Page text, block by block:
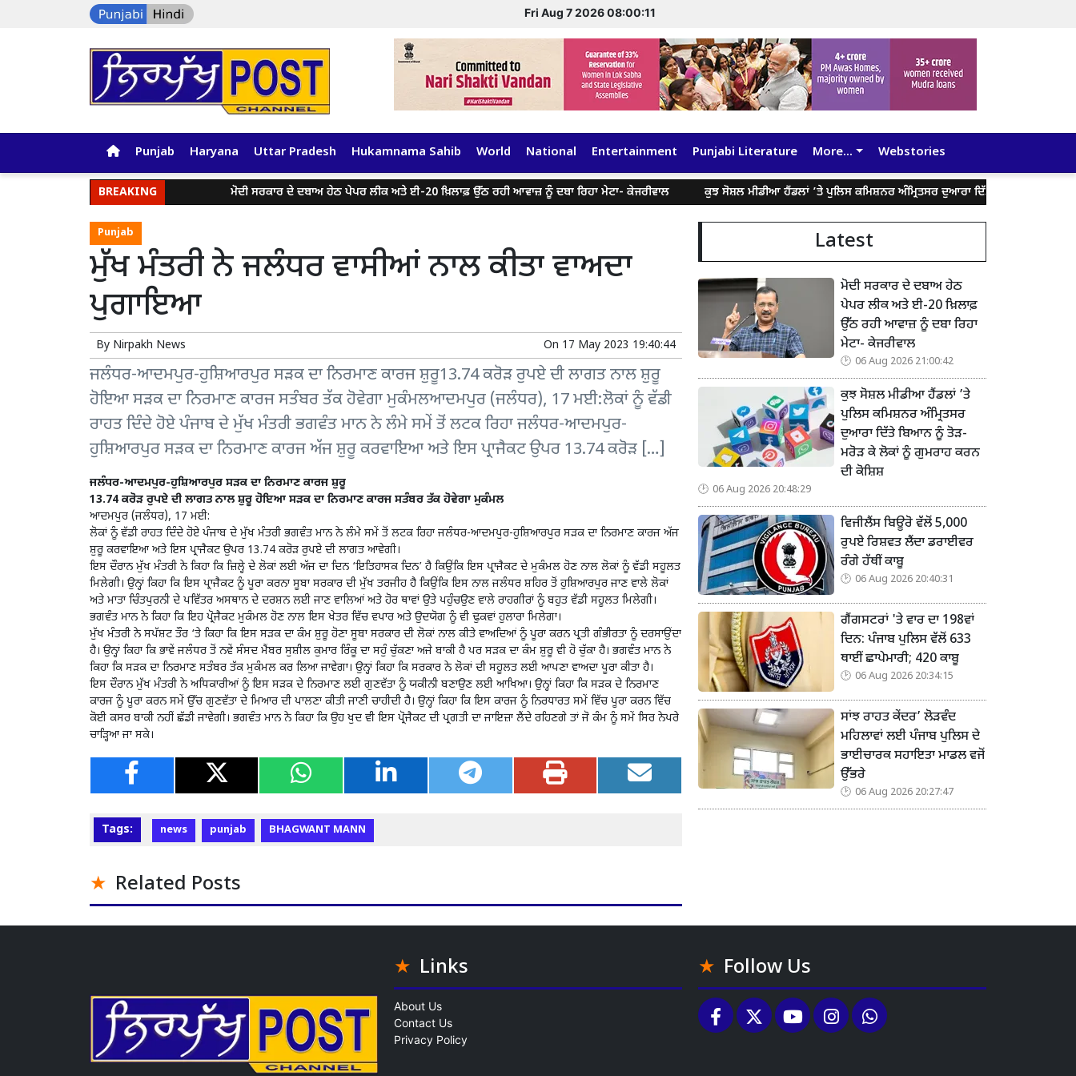
Fri Aug 7 2026 08:00:12
Punjab Haryana Uttar Pradesh Hukamnama Sahib World National Entertainment Punjabi Literature More... Webstories
BREAKING ਮੋਦੀ ਸਰਕਾਰ ਦੇ ਦਬਾਅ ਹੇਠ ਪੇਪਰ ਲੀਕ ਅਤੇ ਈ-20 ਖ਼ਿਲਾਫ਼ ਉੱਠ ਰਹੀ ਆਵਾਜ਼ ਨੂੰ ਦਬਾ ਰਿਹਾ ਮੇਟਾ- ਕੇਜਰੀਵਾਲ ਕੁਝ ਸੋਸ਼ਲ ਮੀਡੀਆ ਹੈਂਡਲਾਂ ’ਤੇ ਪੁਲਿਸ ਕਮਿਸ਼ਨਰ ਅੰਮ੍ਰਿਤਸਰ ਦੁਆਰਾ ਦਿੱਤੇ ਬਿਆਨ ਨੂੰ ਤੋੜ-ਮਰੋੜ ਕੇ
Punjab
ਮੁੱਖ ਮੰਤਰੀ ਨੇ ਜਲੰਧਰ ਵਾਸੀਆਂ ਨਾਲ ਕੀਤਾ ਵਾਅਦਾ
ਪੁਗਾਇਆ
By Nirpakh News On 17 May 2023 19:40:44
ਜਲੰਧਰ-ਆਦਮਪੁਰ-ਹੁਸ਼ਿਆਰਪੁਰ ਸੜਕ ਦਾ ਨਿਰਮਾਣ ਕਾਰਜ ਸ਼ੁਰੂ13.74 ਕਰੋੜ ਰੁਪਏ ਦੀ ਲਾਗਤ ਨਾਲ ਸ਼ੁਰੂ
ਹੋਇਆ ਸੜਕ ਦਾ ਨਿਰਮਾਣ ਕਾਰਜ ਸਤੰਬਰ ਤੱਕ ਹੋਵੇਗਾ ਮੁਕੰਮਲਆਦਮਪੁਰ (ਜਲੰਧਰ), 17 ਮਈ:ਲੋਕਾਂ ਨੂੰ ਵੱਡੀ
ਰਾਹਤ ਦਿੰਦੇ ਹੋਏ ਪੰਜਾਬ ਦੇ ਮੁੱਖ ਮੰਤਰੀ ਭਗਵੰਤ ਮਾਨ ਨੇ ਲੰਮੇ ਸਮੇਂ ਤੋਂ ਲਟਕ ਰਿਹਾ ਜਲੰਧਰ-ਆਦਮਪੁਰ-
ਹੁਸ਼ਿਆਰਪੁਰ ਸੜਕ ਦਾ ਨਿਰਮਾਣ ਕਾਰਜ ਅੱਜ ਸ਼ੁਰੂ ਕਰਵਾਇਆ ਅਤੇ ਇਸ ਪ੍ਰਾਜੈਕਟ ਉਪਰ 13.74 ਕਰੋੜ […]
ਜਲੰਧਰ-ਆਦਮਪੁਰ-ਹੁਸ਼ਿਆਰਪੁਰ ਸੜਕ ਦਾ ਨਿਰਮਾਣ ਕਾਰਜ ਸ਼ੁਰੂ
13.74 ਕਰੋੜ ਰੁਪਏ ਦੀ ਲਾਗਤ ਨਾਲ ਸ਼ੁਰੂ ਹੋਇਆ ਸੜਕ ਦਾ ਨਿਰਮਾਣ ਕਾਰਜ ਸਤੰਬਰ ਤੱਕ ਹੋਵੇਗਾ ਮੁਕੰਮਲ
ਆਦਮਪੁਰ (ਜਲੰਧਰ), 17 ਮਈ:
ਲੋਕਾਂ ਨੂੰ ਵੱਡੀ ਰਾਹਤ ਦਿੰਦੇ ਹੋਏ ਪੰਜਾਬ ਦੇ ਮੁੱਖ ਮੰਤਰੀ ਭਗਵੰਤ ਮਾਨ ਨੇ ਲੰਮੇ ਸਮੇਂ ਤੋਂ ਲਟਕ ਰਿਹਾ ਜਲੰਧਰ-ਆਦਮਪੁਰ-ਹੁਸ਼ਿਆਰਪੁਰ ਸੜਕ ਦਾ ਨਿਰਮਾਣ ਕਾਰਜ ਅੱਜ
ਸ਼ੁਰੂ ਕਰਵਾਇਆ ਅਤੇ ਇਸ ਪ੍ਰਾਜੈਕਟ ਉਪਰ 13.74 ਕਰੋੜ ਰੁਪਏ ਦੀ ਲਾਗਤ ਆਵੇਗੀ।
ਇਸ ਦੌਰਾਨ ਮੁੱਖ ਮੰਤਰੀ ਨੇ ਕਿਹਾ ਕਿ ਜ਼ਿਲ੍ਹੇ ਦੇ ਲੋਕਾਂ ਲਈ ਅੱਜ ਦਾ ਦਿਨ ‘ਇਤਿਹਾਸਕ ਦਿਨ’ ਹੈ ਕਿਉਂਕਿ ਇਸ ਪ੍ਰਾਜੈਕਟ ਦੇ ਮੁਕੰਮਲ ਹੋਣ ਨਾਲ ਲੋਕਾਂ ਨੂੰ ਵੱਡੀ ਸਹੂਲਤ
ਮਿਲੇਗੀ। ਉਨ੍ਹਾਂ ਕਿਹਾ ਕਿ ਇਸ ਪ੍ਰਾਜੈਕਟ ਨੂੰ ਪੂਰਾ ਕਰਨਾ ਸੂਬਾ ਸਰਕਾਰ ਦੀ ਮੁੱਖ ਤਰਜੀਹ ਹੈ ਕਿਉਂਕਿ ਇਸ ਨਾਲ ਜਲੰਧਰ ਸ਼ਹਿਰ ਤੋਂ ਹੁਸ਼ਿਆਰਪੁਰ ਜਾਣ ਵਾਲੇ ਲੋਕਾਂ
ਅਤੇ ਮਾਤਾ ਚਿੰਤਪੁਰਨੀ ਦੇ ਪਵਿੱਤਰ ਅਸਥਾਨ ਦੇ ਦਰਸ਼ਨ ਲਈ ਜਾਣ ਵਾਲਿਆਂ ਅਤੇ ਹੋਰ ਥਾਵਾਂ ਉਤੇ ਪਹੁੰਚਉਣ ਵਾਲੇ ਰਾਹਗੀਰਾਂ ਨੂੰ ਬਹੁਤ ਵੱਡੀ ਸਹੂਲਤ ਮਿਲੇਗੀ।
ਭਗਵੰਤ ਮਾਨ ਨੇ ਕਿਹਾ ਕਿ ਇਹ ਪ੍ਰੋਜੈਕਟ ਮੁਕੰਮਲ ਹੋਣ ਨਾਲ ਇਸ ਖੇਤਰ ਵਿੱਚ ਵਪਾਰ ਅਤੇ ਉਦਯੋਗ ਨੂੰ ਵੀ ਢੁਕਵਾਂ ਹੁਲਾਰਾ ਮਿਲੇਗਾ।
ਮੁੱਖ ਮੰਤਰੀ ਨੇ ਸਪੱਸ਼ਟ ਤੌਰ ‘ਤੇ ਕਿਹਾ ਕਿ ਇਸ ਸੜਕ ਦਾ ਕੰਮ ਸ਼ੁਰੂ ਹੋਣਾ ਸੂਬਾ ਸਰਕਾਰ ਦੀ ਲੋਕਾਂ ਨਾਲ ਕੀਤੇ ਵਾਅਦਿਆਂ ਨੂੰ ਪੂਰਾ ਕਰਨ ਪ੍ਰਤੀ ਗੰਭੀਰਤਾ ਨੂੰ ਦਰਸਾਉਂਦਾ
ਹੈ। ਉਨ੍ਹਾਂ ਕਿਹਾ ਕਿ ਭਾਵੇਂ ਜਲੰਧਰ ਤੋਂ ਨਵੇਂ ਸੰਸਦ ਮੈਂਬਰ ਸੁਸ਼ੀਲ ਕੁਮਾਰ ਰਿੰਕੂ ਦਾ ਸਹੁੰ ਚੁੱਕਣਾ ਅਜੇ ਬਾਕੀ ਹੈ ਪਰ ਸੜਕ ਦਾ ਕੰਮ ਸ਼ੁਰੂ ਵੀ ਹੋ ਚੁੱਕਾ ਹੈ। ਭਗਵੰਤ ਮਾਨ ਨੇ
ਕਿਹਾ ਕਿ ਸੜਕ ਦਾ ਨਿਰਮਾਣ ਸਤੰਬਰ ਤੱਕ ਮੁਕੰਮਲ ਕਰ ਲਿਆ ਜਾਵੇਗਾ। ਉਨ੍ਹਾਂ ਕਿਹਾ ਕਿ ਸਰਕਾਰ ਨੇ ਲੋਕਾਂ ਦੀ ਸਹੂਲਤ ਲਈ ਆਪਣਾ ਵਾਅਦਾ ਪੂਰਾ ਕੀਤਾ ਹੈ।
ਇਸ ਦੌਰਾਨ ਮੁੱਖ ਮੰਤਰੀ ਨੇ ਅਧਿਕਾਰੀਆਂ ਨੂੰ ਇਸ ਸੜਕ ਦੇ ਨਿਰਮਾਣ ਲਈ ਗੁਣਵੱਤਾ ਨੂੰ ਯਕੀਨੀ ਬਣਾਉਣ ਲਈ ਆਖਿਆ। ਉਨ੍ਹਾਂ ਕਿਹਾ ਕਿ ਸੜਕ ਦੇ ਨਿਰਮਾਣ
ਕਾਰਜ ਨੂੰ ਪੂਰਾ ਕਰਨ ਸਮੇਂ ਉੱਚ ਗੁਣਵੱਤਾ ਦੇ ਮਿਆਰ ਦੀ ਪਾਲਣਾ ਕੀਤੀ ਜਾਣੀ ਚਾਹੀਦੀ ਹੈ। ਉਨ੍ਹਾਂ ਕਿਹਾ ਕਿ ਇਸ ਕਾਰਜ ਨੂੰ ਨਿਰਧਾਰਤ ਸਮੇਂ ਵਿੱਚ ਪੂਰਾ ਕਰਨ ਵਿੱਚ
ਕੋਈ ਕਸਰ ਬਾਕੀ ਨਹੀਂ ਛੱਡੀ ਜਾਵੇਗੀ। ਭਗਵੰਤ ਮਾਨ ਨੇ ਕਿਹਾ ਕਿ ਉਹ ਖੁਦ ਵੀ ਇਸ ਪ੍ਰੋਜੈਕਟ ਦੀ ਪ੍ਰਗਤੀ ਦਾ ਜਾਇਜ਼ਾ ਲੈਂਦੇ ਰਹਿਣਗੇ ਤਾਂ ਜੋ ਕੰਮ ਨੂੰ ਸਮੇਂ ਸਿਰ ਨੇਪਰੇ
ਚਾੜ੍ਹਿਆ ਜਾ ਸਕੇ।
Tags: news punjab BHAGWANT MANN
Related Posts
Latest
ਮੋਦੀ ਸਰਕਾਰ ਦੇ ਦਬਾਅ ਹੇਠ
ਪੇਪਰ ਲੀਕ ਅਤੇ ਈ-20 ਖ਼ਿਲਾਫ਼
ਉੱਠ ਰਹੀ ਆਵਾਜ਼ ਨੂੰ ਦਬਾ ਰਿਹਾ
ਮੇਟਾ- ਕੇਜਰੀਵਾਲ
06 Aug 2026 21:00:42
ਕੁਝ ਸੋਸ਼ਲ ਮੀਡੀਆ ਹੈਂਡਲਾਂ ’ਤੇ
ਪੁਲਿਸ ਕਮਿਸ਼ਨਰ ਅੰਮ੍ਰਿਤਸਰ
ਦੁਆਰਾ ਦਿੱਤੇ ਬਿਆਨ ਨੂੰ ਤੋੜ-
ਮਰੋੜ ਕੇ ਲੋਕਾਂ ਨੂੰ ਗੁਮਰਾਹ ਕਰਨ
ਦੀ ਕੋਸ਼ਿਸ਼
06 Aug 2026 20:48:29
ਵਿਜੀਲੈਂਸ ਬਿਊਰੋ ਵੱਲੋਂ 5,000
ਰੁਪਏ ਰਿਸ਼ਵਤ ਲੈਂਦਾ ਡਰਾਈਵਰ
ਰੰਗੇ ਹੱਥੀਂ ਕਾਬੂ
06 Aug 2026 20:40:31
ਗੈਂਗਸਟਰਾਂ 'ਤੇ ਵਾਰ ਦਾ 198ਵਾਂ
ਦਿਨ: ਪੰਜਾਬ ਪੁਲਿਸ ਵੱਲੋਂ 633
ਥਾਈਂ ਛਾਪੇਮਾਰੀ; 420 ਕਾਬੂ
06 Aug 2026 20:34:15
ਸਾਂਝ ਰਾਹਤ ਕੇਂਦਰ’ ਲੋੜਵੰਦ
ਮਹਿਲਾਵਾਂ ਲਈ ਪੰਜਾਬ ਪੁਲਿਸ ਦੇ
ਭਾਈਚਾਰਕ ਸਹਾਇਤਾ ਮਾਡਲ ਵਜੋਂ
ਉੱਭਰੇ
06 Aug 2026 20:27:47
Links
About Us
Contact Us
Privacy Policy
Follow Us